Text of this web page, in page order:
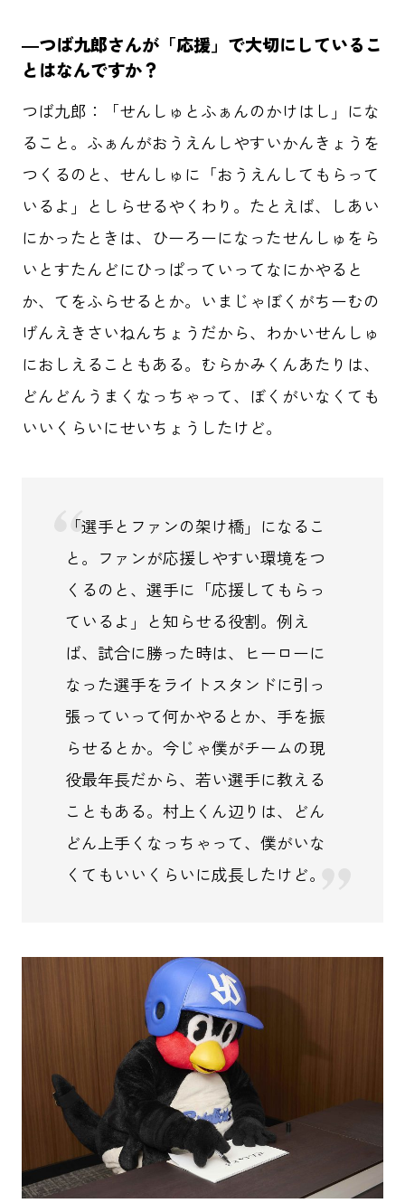
―つば九郎さんが「応援」で大切にしているこ
とはなんですか？
つば九郎：「せんしゅとふぁんのかけはし」にな
ること。ふぁんがおうえんしやすいかんきょうを
つくるのと、せんしゅに「おうえんしてもらって
いるよ」としらせるやくわり。たとえば、しあい
にかったときは、ひーろーになったせんしゅをら
いとすたんどにひっぱっていってなにかやると
か、てをふらせるとか。いまじゃぼくがちーむの
げんえきさいねんちょうだから、わかいせんしゅ
におしえることもある。むらかみくんあたりは、
どんどんうまくなっちゃって、ぼくがいなくても
いいくらいにせいちょうしたけど。
「選手とファンの架け橋」になるこ
と。ファンが応援しやすい環境をつ
くるのと、選手に「応援してもらっ
ているよ」と知らせる役割。例え
ば、試合に勝った時は、ヒーローに
なった選手をライトスタンドに引っ
張っていって何かやるとか、手を振
らせるとか。今じゃ僕がチームの現
役最年長だから、若い選手に教える
こともある。村上くん辺りは、どん
どん上手くなっちゃって、僕がいな
くてもいいくらいに成長したけど。